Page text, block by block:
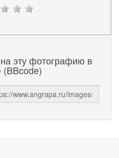
эту фотографию в